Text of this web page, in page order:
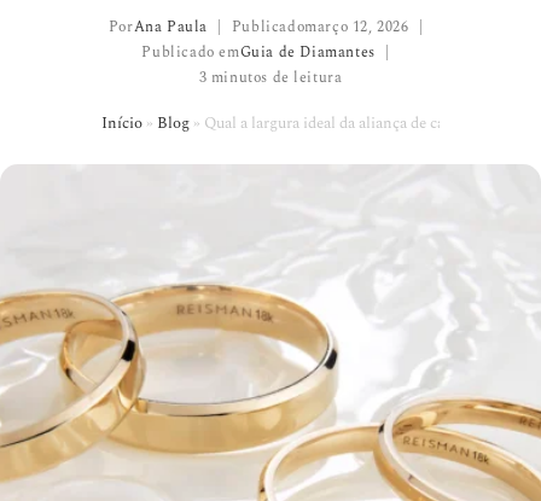
PorAna Paula Publicadomarço 12, 2026
Publicado emGuia de Diamantes
3 minutos de leitura
Início » Blog » Qual a largura ideal da aliança de casamento?